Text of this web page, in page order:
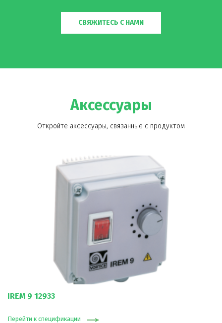
СВЯЖИТЕСЬ С НАМИ
Аксессуары
Откройте аксессуары, связанные с продуктом
IREM 9 12933
Перейти к спецификации